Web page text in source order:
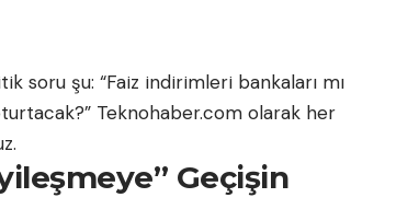
soru şu: “Faiz indirimleri bankaları mı
Teknohaber.com olarak her
Geçişin